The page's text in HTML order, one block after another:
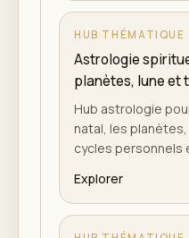
HUB THÉMATIQUE
Astrologie
planètes, lune et
Hub astrologie
natal, les
cycles personnels
Explorer